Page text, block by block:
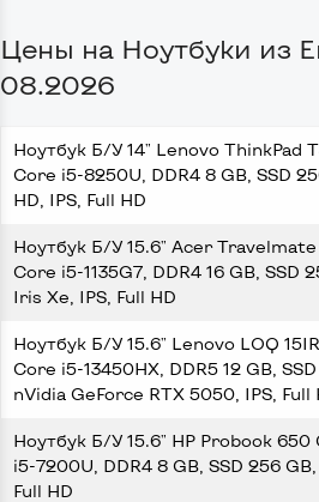
Цены на Ноутбуки из
08.2026
Ноутбук Б/У 14" Lenovo ThinkPad
Core i5-8250U, DDR4 8 GB, SSD
HD, IPS, Full HD
Ноутбук Б/У 15.6" Acer
Core i5-1135G7, DDR4 16 GB, SSD
Iris Xe, IPS, Full HD
Ноутбук Б/У 15.6" Lenovo LOQ
Core i5-13450HX, DDR5 12 GB, SSD
nVidia GeForce RTX 5050, IPS, Full
Ноутбук Б/У 15.6" HP Probook
i5-7200U, DDR4 8 GB, SSD 256
Full HD